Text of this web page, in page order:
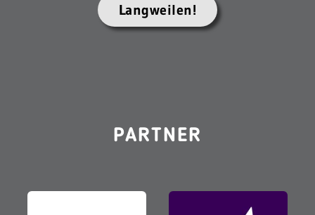
Langweilen!
PARTNER